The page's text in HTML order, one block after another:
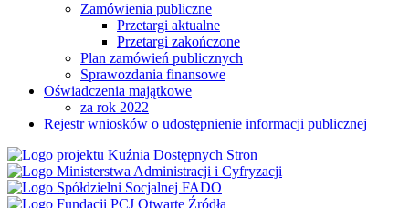
Zamówienia publiczne
Przetargi aktualne
Przetargi zakończone
Plan zamówień publicznych
Sprawozdania finansowe
Oświadczenia majątkowe
za rok 2022
Rejestr wniosków o udostępnienie informacji publicznej